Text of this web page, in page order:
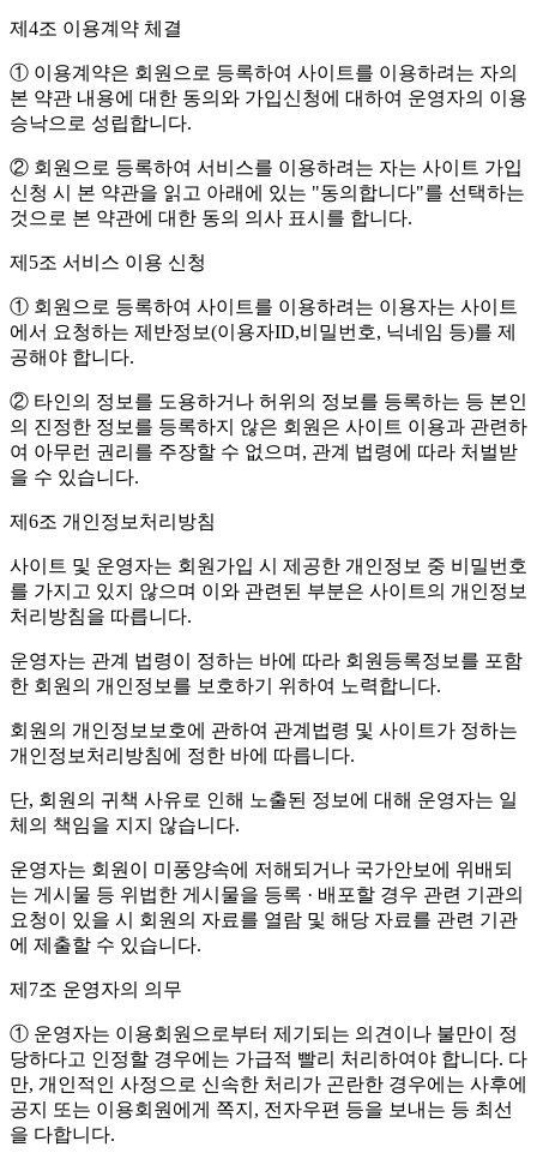
제4조 이용계약 체결
① 이용계약은 회원으로 등록하여 사이트를 이용하려는 자의
본 약관 내용에 대한 동의와 가입신청에 대하여 운영자의 이용
승낙으로 성립합니다.
② 회원으로 등록하여 서비스를 이용하려는 자는 사이트 가입
신청 시 본 약관을 읽고 아래에 있는 "동의합니다"를 선택하는
것으로 본 약관에 대한 동의 의사 표시를 합니다.
제5조 서비스 이용 신청
① 회원으로 등록하여 사이트를 이용하려는 이용자는 사이트
에서 요청하는 제반정보(이용자ID,비밀번호, 닉네임 등)를 제
공해야 합니다.
② 타인의 정보를 도용하거나 허위의 정보를 등록하는 등 본인
의 진정한 정보를 등록하지 않은 회원은 사이트 이용과 관련하
여 아무런 권리를 주장할 수 없으며, 관계 법령에 따라 처벌받
을 수 있습니다.
제6조 개인정보처리방침
사이트 및 운영자는 회원가입 시 제공한 개인정보 중 비밀번호
를 가지고 있지 않으며 이와 관련된 부분은 사이트의 개인정보
처리방침을 따릅니다.
운영자는 관계 법령이 정하는 바에 따라 회원등록정보를 포함
한 회원의 개인정보를 보호하기 위하여 노력합니다.
회원의 개인정보보호에 관하여 관계법령 및 사이트가 정하는
개인정보처리방침에 정한 바에 따릅니다.
단, 회원의 귀책 사유로 인해 노출된 정보에 대해 운영자는 일
체의 책임을 지지 않습니다.
운영자는 회원이 미풍양속에 저해되거나 국가안보에 위배되
는 게시물 등 위법한 게시물을 등록 · 배포할 경우 관련 기관의
요청이 있을 시 회원의 자료를 열람 및 해당 자료를 관련 기관
에 제출할 수 있습니다.
제7조 운영자의 의무
① 운영자는 이용회원으로부터 제기되는 의견이나 불만이 정
당하다고 인정할 경우에는 가급적 빨리 처리하여야 합니다. 다
만, 개인적인 사정으로 신속한 처리가 곤란한 경우에는 사후에
공지 또는 이용회원에게 쪽지, 전자우편 등을 보내는 등 최선
을 다합니다.